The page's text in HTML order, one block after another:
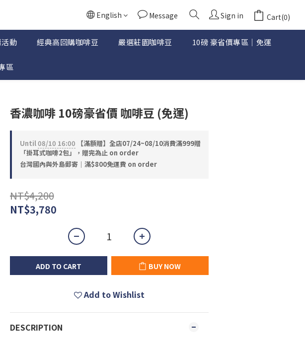
English Message Sign in Cart(0)
動 經典高回購咖啡豆 嚴選莊園咖啡豆 10磅 豪省價專區｜免運
區
香濃咖啡 10磅豪省價 咖啡豆 (免運)
Until08/10 16:00 【滿額贈】全店07/24~08/10消費滿999贈
「掛耳式咖啡2包」，贈完為止 on order
台灣國內與外島郵寄｜滿$800免運費 on order
NT$4,200
NT$3,780
ADD TO CART BUY NOW
Add to Wishlist
DESCRIPTION